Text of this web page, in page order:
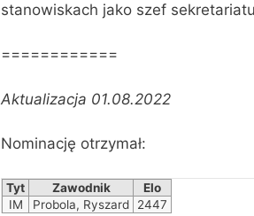
stanowiskach jako szef
============
Aktualizacja 01.08.2022
Nominację otrzymał:
Tyt Zawodnik
Elo
IM
Probola, Ryszard 2447